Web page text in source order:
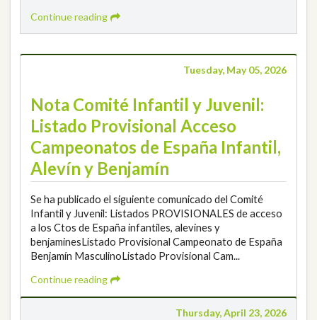
Continue reading
Tuesday, May 05, 2026
Nota Comité Infantil y Juvenil:
Listado Provisional Acceso
Campeonatos de España Infantil,
Alevín y Benjamín
Se ha publicado el siguiente comunicado del Comité
Infantil y Juvenil: Listados PROVISIONALES de acceso
a los Ctos de España infantiles, alevines y
benjaminesListado Provisional Campeonato de España
Benjamín MasculinoListado Provisional Cam...
Continue reading
Thursday, April 23, 2026